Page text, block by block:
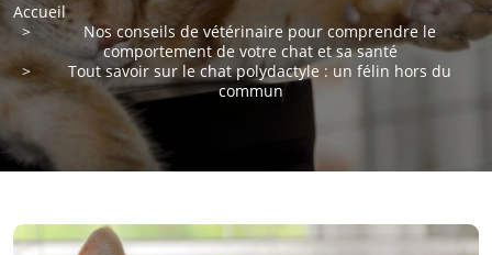
Accueil
Nos conseils de vétérinaire pour comprendre le
comportement de votre chat et sa santé
Tout savoir sur le chat polydactyle : un félin hors du
commun